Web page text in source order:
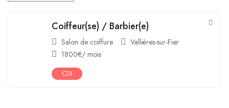
Coiffeur(se) / Barbier(e)
Salon de coiffure
Vallières-sur-Fier
1800€/ mois
CDI